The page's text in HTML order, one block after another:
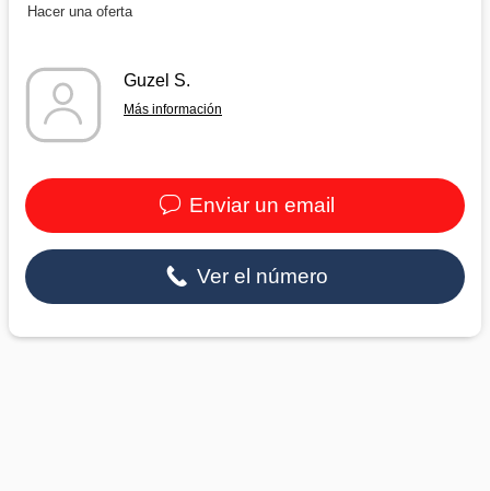
Hacer una oferta
Guzel S.
Más información
Enviar un email
Ver el número